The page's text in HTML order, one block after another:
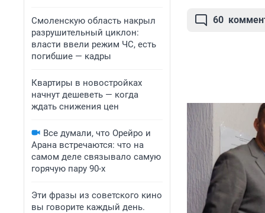
Смоленскую область накрыл
разрушительный циклон:
власти ввели режим ЧС, есть
погибшие — кадры
Квартиры в новостройках
начнут дешеветь — когда
ждать снижения цен
Все думали, что Орейро и
Арана встречаются: что на
самом деле связывало самую
горячую пару 90-х
Эти фразы из советского кино
вы говорите каждый день.
60